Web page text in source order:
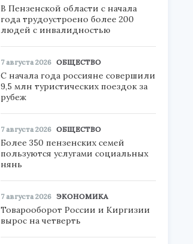
В Пензенской области с начала
года трудоустроено более 200
людей с инвалидностью
7 августа 2026 ОБЩЕСТВО
С начала года россияне совершили
9,5 млн туристических поездок за
рубеж
7 августа 2026 ОБЩЕСТВО
Более 350 пензенских семей
пользуются услугами социальных
нянь
7 августа 2026 ЭКОНОМИКА
Товарооборот России и Киргизии
вырос на четверть